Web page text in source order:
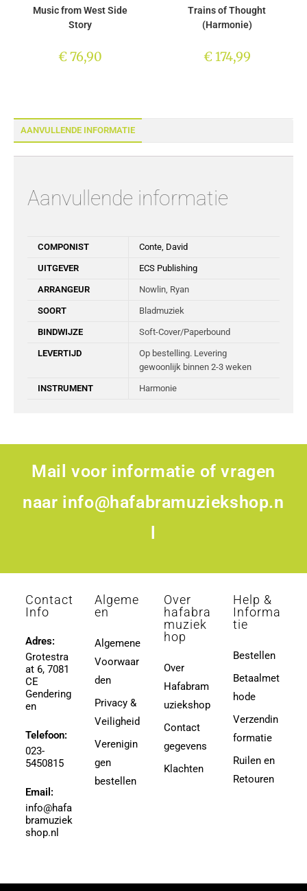
AANVULLENDE INFORMATIE
Aanvullende informatie
COMPONIST Conte, David
UITGEVER ECS Publishing
ARRANGEUR Nowlin, Ryan
SOORT Bladmuziek
BINDWIJZE Soft-Cover/Paperbound
LEVERTIJD
Op bestelling. Levering
gewoonlijk binnen 2-3 weken
INSTRUMENT Harmonie
Music from West Side
Story
€76,90
Trains of Thought
(Harmonie)
€174,99
Mail voor informatie of vragen
naar info@hafabramuziekshop.n
Contact
Info
Adres:
Grotestra
at 6, 7081
CE
Gendering
en
Telefoon:
023-
5450815
Email:
info@hafa
bramuziek
shop.nl
Algeme
en
Algemene
Voorwaar
den
Privacy &
Veiligheid
Verenigin
gen
bestellen
Over
hafabra
muziek
hop
Over
Hafabram
uziekshop
Contact
gegevens
Klachten
Help &
Informa
tie
Bestellen
Betaalmet
hode
Verzendin
formatie
Ruilen en
Retouren